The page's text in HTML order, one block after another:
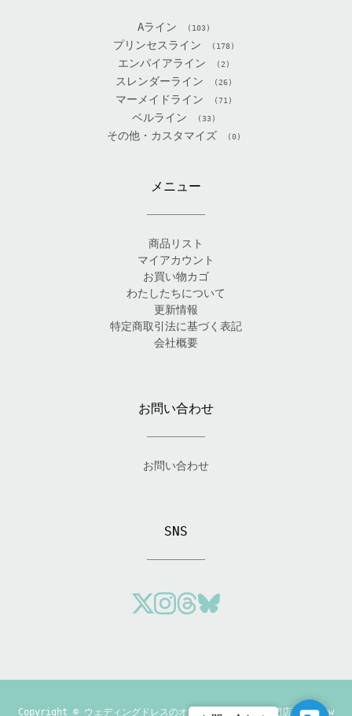
Aライン (103)
プリンセスライン (178)
エンパイアライン (2)
スレンダーライン (26)
マーメイドライン (71)
ベルライン (33)
その他・カスタマイズ (0)
メニュー
商品リスト
マイアカウント
お買い物カゴ
わたしたちについて
更新情報
特定商取引法に基づく表記
会社概要
お問い合わせ
お問い合わせ
SNS
Copyright © ウェディングドレスのオーダーメイド制作専門店「Andrew